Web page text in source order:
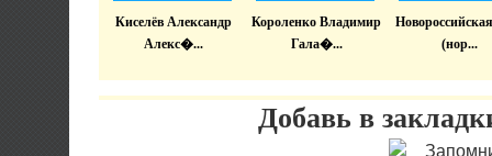
Киселёв Александр
Алекс�...
Короленко Владимир
Гала�...
(нор...
Добавь в